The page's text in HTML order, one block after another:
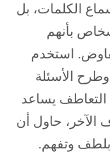
الكلمات، بل
بأنهم
استخدم
الأسئلة
التعاطف يساعد
الآخر، حاول أن
وتفهم.